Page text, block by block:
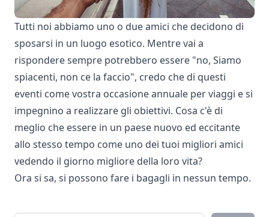
Tutti noi abbiamo uno o due amici che decidono di
sposarsi in un luogo esotico. Mentre vai a
rispondere sempre potrebbero essere "no, Siamo
spiacenti, non ce la faccio", credo che di questi
eventi come vostra occasione annuale per viaggi e si
impegnino a realizzare gli obiettivi. Cosa c'è di
meglio che essere in un paese nuovo ed eccitante
allo stesso tempo come uno dei tuoi migliori amici
vedendo il giorno migliore della loro vita?
Ora si sa, si possono fare i bagagli in nessun tempo.